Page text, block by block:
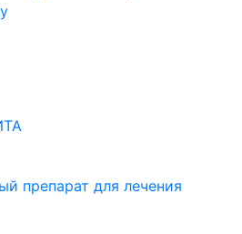
препарат для лечения